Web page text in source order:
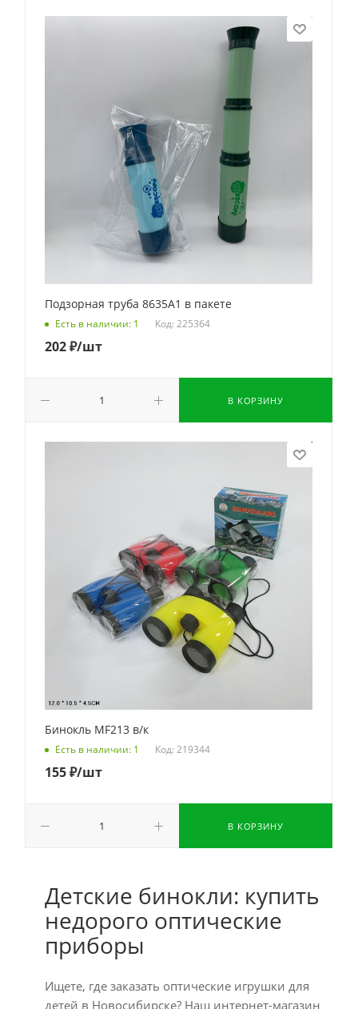
Подзорная труба 8635A1 в пакете
Есть в наличии: 1 Код: 225364
202₽/шт
В КОРЗИНУ
Бинокль MF213 в/к
Есть в наличии: 1 Код: 219344
155₽/шт
В КОРЗИНУ
Детские бинокли: купить
недорого оптические
приборы
Ищете, где заказать оптические игрушки для
детей в Новосибирске? Наш интернет-магазин